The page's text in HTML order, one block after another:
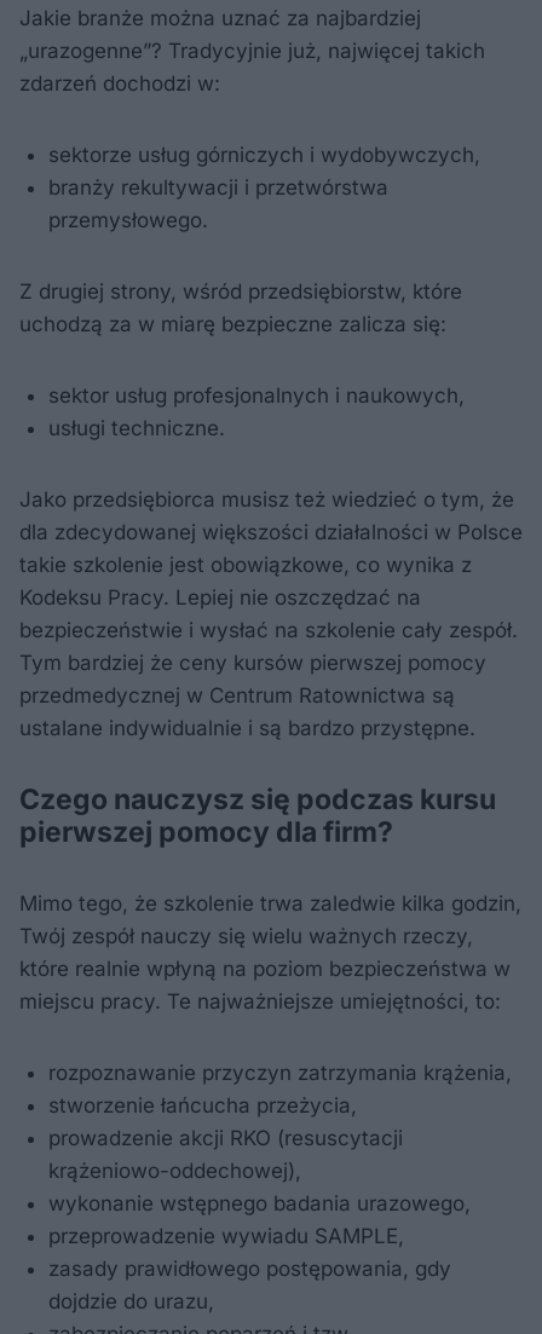
Jakie branże można uznać za najbardziej
„urazogenne”? Tradycyjnie już, najwięcej takich
zdarzeń dochodzi w:
sektorze usług górniczych i wydobywczych,
branży rekultywacji i przetwórstwa
przemysłowego.
Z drugiej strony, wśród przedsiębiorstw, które
uchodzą za w miarę bezpieczne zalicza się:
sektor usług profesjonalnych i naukowych,
usługi techniczne.
Jako przedsiębiorca musisz też wiedzieć o tym, że
dla zdecydowanej większości działalności w Polsce
takie szkolenie jest obowiązkowe, co wynika z
Kodeksu Pracy. Lepiej nie oszczędzać na
bezpieczeństwie i wysłać na szkolenie cały zespół.
Tym bardziej że ceny kursów pierwszej pomocy
przedmedycznej w Centrum Ratownictwa są
ustalane indywidualnie i są bardzo przystępne.
Czego nauczysz się podczas kursu
pierwszej pomocy dla firm?
Mimo tego, że szkolenie trwa zaledwie kilka godzin,
Twój zespół nauczy się wielu ważnych rzeczy,
które realnie wpłyną na poziom bezpieczeństwa w
miejscu pracy. Te najważniejsze umiejętności, to:
rozpoznawanie przyczyn zatrzymania krążenia,
stworzenie łańcucha przeżycia,
prowadzenie akcji RKO (resuscytacji
krążeniowo-oddechowej),
wykonanie wstępnego badania urazowego,
przeprowadzenie wywiadu SAMPLE,
zasady prawidłowego postępowania, gdy
dojdzie do urazu,